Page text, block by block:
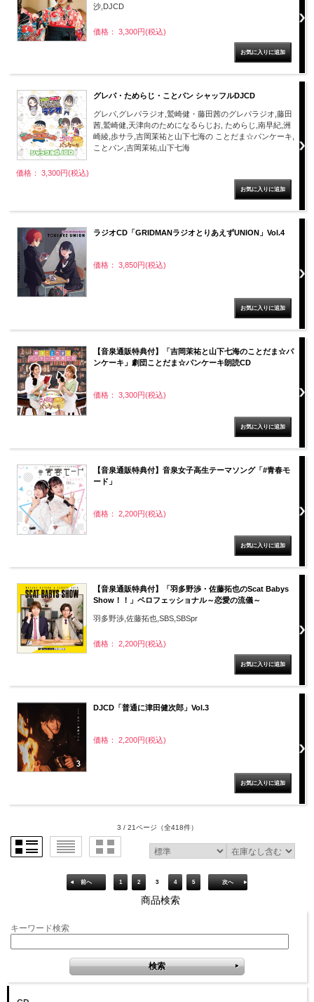
沙,DJCD
価格： 3,300円(税込)
グレパ・ためらじ・ことパン シャッフルDJCD
グレパ,グレパラジオ,鷲崎健・藤田茜のグレパラジオ,藤田
茜,鷲崎健,天津向のためになるらじお, ためらじ,南早紀,洲
崎綾,歩サラ,吉岡茉祐と山下七海の ことだま☆パンケーキ,
ことパン,吉岡茉祐,山下七海
価格： 3,300円(税込)
ラジオCD「GRIDMANラジオとりあえずUNION」Vol.4
価格： 3,850円(税込)
【音泉通販特典付】「吉岡茉祐と山下七海のことだま☆パ
ンケーキ」劇団ことだま☆パンケーキ朗読CD
価格： 3,300円(税込)
【音泉通販特典付】音泉女子高生テーマソング「#青春モ
ード」
価格： 2,200円(税込)
【音泉通販特典付】「羽多野渉・佐藤拓也のScat Babys
Show！！」ペロフェッショナル～恋愛の流儀～
羽多野渉,佐藤拓也,SBS,SBSpr
価格： 2,200円(税込)
DJCD「普通に津田健次郎」Vol.3
価格： 2,200円(税込)
3 / 21ページ （全418件）
前へ 1 2 3 4 5 次へ
商品検索
キーワード検索